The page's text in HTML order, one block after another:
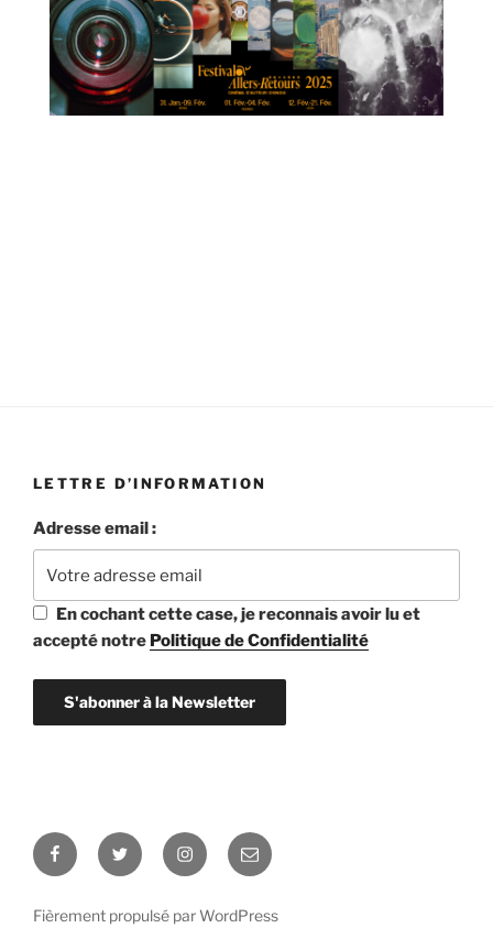
LETTRE D’INFORMATION
Adresse email :
En cochant cette case, je reconnais avoir lu et
accepté notre Politique de Confidentialité
FacebookTwitter Instagram
E-
mail
Fièrement propulsé par WordPress